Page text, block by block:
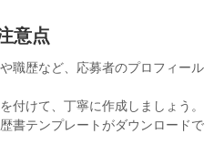
意点
職歴など、応募者のプロフィール
付けて、丁寧に作成しましょう。
書テンプレートがダウンロードで